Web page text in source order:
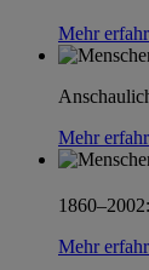
Mehr
Mehr
Mehr